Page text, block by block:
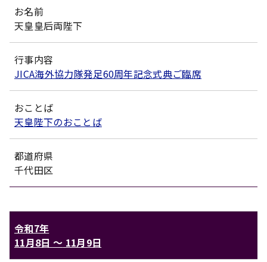
お名前
天皇皇后両陛下
行事内容
JICA海外協力隊発足60周年記念式典ご臨席
おことば
天皇陛下のおことば
都道府県
千代田区
令和7年
11月8日 〜 11月9日